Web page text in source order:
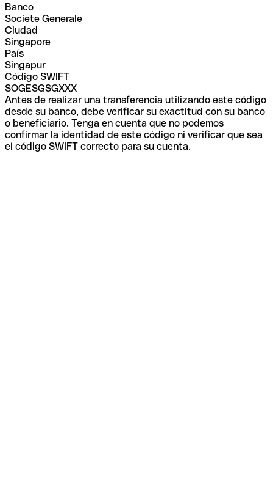
Banco
Societe Generale
Ciudad
Singapore
País
Singapur
Código SWIFT
SOGESGSGXXX
Antes de realizar una transferencia utilizando este código
desde su banco, debe verificar su exactitud con su banco
o beneficiario. Tenga en cuenta que no podemos
confirmar la identidad de este código ni verificar que sea
el código SWIFT correcto para su cuenta.